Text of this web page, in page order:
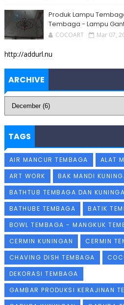
Produk Lampu
Tembaga - Lampu
COCOART Mar 07,
http://addurl.nu
ARCHIVE
TAGS
AIR MANCUR TEMBAGA
ALAT
ART WORK
BAK MANDI
BATHTUB TEMBAGA DAN
BATHUBE TEMBAGA
BATIK
BOWL TEMBAGA - MANGKUK
CERMIN KUNINGAN
CERMIN
CHAVING DISH TEMBAGA
DEKORASI TEMBAGA
GAMBAR PRODUKSI KERAJINAN